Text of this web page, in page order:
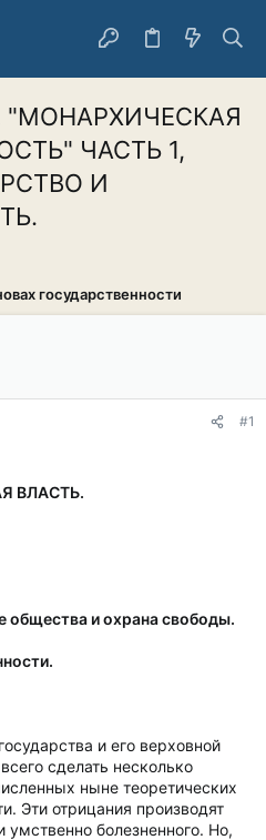
ЧАСТЬ 1,
И
государственности
#1
ВЛАСТЬ.
общества и охрана свободы.
и его верховной
сделать несколько
ныне теоретических
Эти отрицания производят
умственно болезненного. Но,